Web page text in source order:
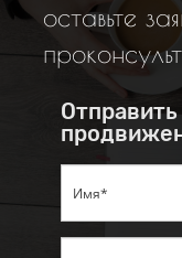
оставьте